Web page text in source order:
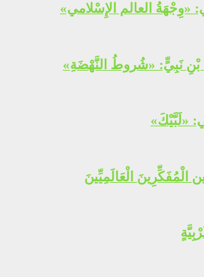
«وِجْهَةُ العالم الإِسْلامي»
بْنِ نَبِيٍّ: «شُروطُ النَّهْضَةِ»
«لَبَّيْكَ»
الْمُفَكِّرِينَ الْعَالَمِيِّينَ